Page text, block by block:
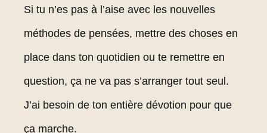
Si tu n’es pas à l’aise avec les nouvelles
méthodes de pensées, mettre des choses en
place dans ton quotidien ou te remettre en
question, ça ne va pas s’arranger tout seul.
J’ai besoin de ton entière dévotion pour que
ça marche.